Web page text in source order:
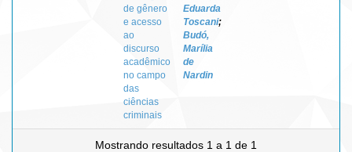
de gênero
e acesso
ao
discurso
acadêmico
no campo
das
ciências
criminais
Eduarda
Toscani;
Budó,
Marília
de
Nardin
Mostrando resultados 1 a 1 de 1